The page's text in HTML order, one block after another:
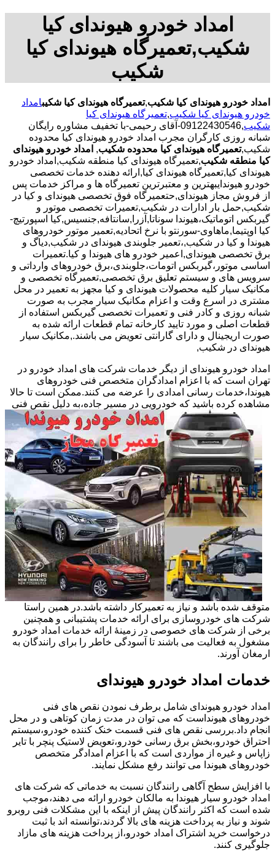
امداد خودرو هیوندای کیا
شکیب,تعمیرگاه هیوندای کیا
شکیب
امداد خودرو هیوندای کیا شکیب,تعمیرگاه هیوندای کیا شکیبامداد
خودرو هیوندای کیا شکیب,تعمیرگاه هیوندای کیا
شکیب
,09122430546-آقای رحیمی-با تخفیف مشاوره رایگان
شبانه روزی کارگران مجرب امداد خودرو هیوندای کیا محدوده
شکیب,تعمیرگاه هیوندای کیا محدوده شکیب, امداد خودرو هیوندای
کیا منطقه شکیب,تعمیرگاه هیوندای کیا منطقه شکیب,امداد خودرو
هیوندای کیا,تعمیرگاه هیوندای کیا,ارائه دهنده خدمات تخصصی
خودرو هیوندایبهترین و معتبرترین تعمیرگاه ها و مراکز خدمات پس
از فروش مجاز هیوندای,حتعمیرگاه فوق تخصصی هیوندای و کیا در
شکیب,حمل بار ادارات در شکیب,تعمیرات تخصصی موتور و
گیربکس اتوماتیک،هیوندا سوناتا,آزرا,سانتافه,جنسیس,کیا اسپورتیچ-
کیا اوپتیما‌,ماهاوی-سورنتو با نرخ اتحادیه,تعمیر موتور خودروهای
هیوندا و کیا در شکیب,،تعمیر جلوبندی هیوندای در شکیب,دیاگ و
برق تخصصی هیوندای,اعمیر خودرو های هیوندا و کیا.تعمیرات
اساسی موتور،گیربکس اتومات،جلوبندی،برق خودروهای وارداتی و
سرویس های و سیستم تعلیق برق تخصصی,تعمیرگاه تخصصی و
مکانیک سیار کلیه محصولات هیوندای و کیا مجهز به تعمیر در محل
مشتری در اسرع وقت و اعزام مکانیک سیار مجرب به صورت
شبانه روزی و کادر فنی و تعمیرات تخصصی گیربکس استفاده از
قطعات اصلی و مورد تایید کارخانه تمام قطعات ارائه شده به
صورت اریجینال و دارای گارانتی تعویض می باشند.,مکانیک سیار
هیوندای در شکیب,
امداد خودرو هیوندای از دیگر خدمات شرکت های امداد خودرو در
تهران است که با اعزام امدادگران متخصص فنی خودروهای
هیوندا،خدمات رسانی امدادی را عرضه می کنند.ممکن است تا حالا
مشاهده کرده باشید که خودرویی در مسیر جاده،به دلیل نقص فنی
متوقف شده باشد و نیاز به تعمیرکار داشته باشد.در همین راستا
شرکت های خودروسازی برای ارائه خدمات پشتیبانی و همچنین
برخی از شرکت های خصوصی در زمینۀ ارائه خدمات امداد خودرو
مشغول به فعالیت می باشند تا آسودگی خاطر را برای رانندگان به
ارمغان آورند.
خدمات امداد خودرو هیوندای
امداد خودرو هیوندای شامل برطرف نمودن نقص های فنی
خودروهای هیونداست که می توان در مدت زمان کوتاهی و در محل
انجام داد.بررسی نقص های فنی قسمت خنک کننده خودرو،سیستم
احتراق خودرو،بخش برق رسانی خودرو،تعویض لاستیک پنچر با تایر
زاپاس و غیره از مواردی است که با اعزام امدادگر متخصص
خودروهای هیوندا می توانند رفع مشکل نمایند.
با افزایش سطح آگاهی رانندگان نسبت به خدماتی که شرکت های
امداد خودرو سیار هیوندا به مالکان خودرو ارائه می دهند،موجب
شده است که اکثر رانندگان پیش از اینکه با این مشکلات فنی روبرو
شوند و نیاز به پرداخت هزینه های بالا گردند،توانسته اند با ثبت
درخواست خرید اشتراک امداد خودرو،از پرداخت هزینه های مازاد
جلوگیری کنند.